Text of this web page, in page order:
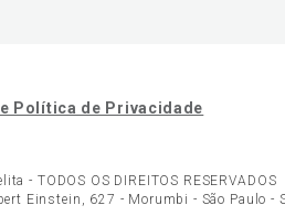
Política de Privacidade
- TODOS OS DIREITOS RESERVADOS
Einstein, 627 - Morumbi - São Paulo -